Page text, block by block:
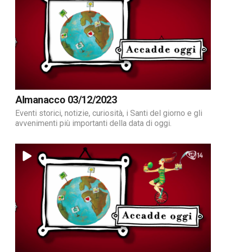
Almanacco 03/12/2023
Eventi storici, notizie, curiosità, i Santi del giorno e gli
avvenimenti più importanti della data di oggi.